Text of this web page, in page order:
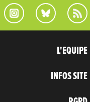
L'EQUIPE
INFOS SITE